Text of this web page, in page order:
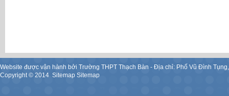
Website được vận hành bởi Trường THPT Thạch Bàn - Địa chỉ: Phố Vũ Đình
Copyright © 2014. Sitemap Sitemap